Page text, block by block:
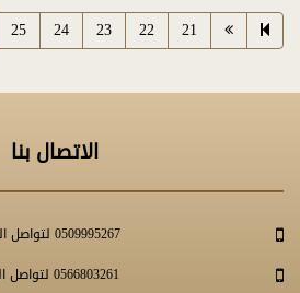
21
22
23
24
25
الاتصال بنا
0509995267 لتواصل النساء
0566803261 لتواصل الرجال